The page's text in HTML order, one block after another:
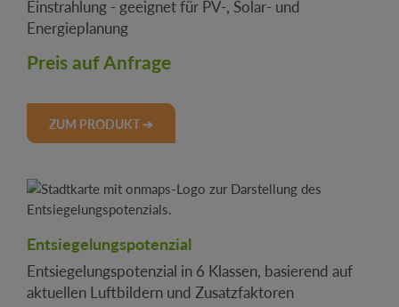
Einstrahlung - geeignet für PV-, Solar- und
Energieplanung
Preis auf Anfrage
ZUM PRODUKT ➔
Entsiegelungspotenzial
Entsiegelungspotenzial in 6 Klassen, basierend auf
aktuellen Luftbildern und Zusatzfaktoren